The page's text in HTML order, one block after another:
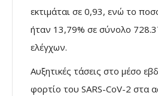
εκτιμάται σε 0,93, ενώ το
ήταν 13,79% σε σύνολο
ελέγχων.
Αυξητικές τάσεις στο μέσο
φορτίο του SARS-CoV-2 στα